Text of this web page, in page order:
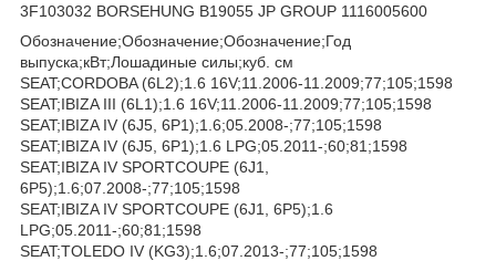
3F103032 BORSEHUNG B19055 JP GROUP 1116005600
Обозначение;Обозначение;Обозначение;Год
выпуска;кВт;Лошадиные силы;куб. см
SEAT;CORDOBA (6L2);1.6 16V;11.2006-11.2009;77;105;1598
SEAT;IBIZA III (6L1);1.6 16V;11.2006-11.2009;77;105;1598
SEAT;IBIZA IV (6J5, 6P1);1.6;05.2008-;77;105;1598
SEAT;IBIZA IV (6J5, 6P1);1.6 LPG;05.2011-;60;81;1598
SEAT;IBIZA IV SPORTCOUPE (6J1,
6P5);1.6;07.2008-;77;105;1598
SEAT;IBIZA IV SPORTCOUPE (6J1, 6P5);1.6
LPG;05.2011-;60;81;1598
SEAT;TOLEDO IV (KG3);1.6;07.2013-;77;105;1598